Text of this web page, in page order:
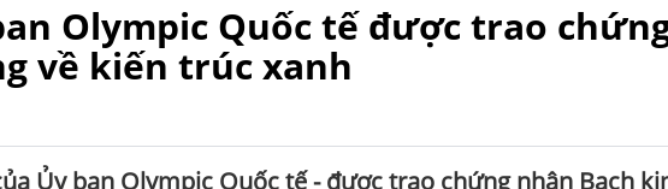
Olympic Quốc tế được trao
về kiến trúc xanh
Ủy ban Olympic Quốc tế - được trao chứng nhận Bạch